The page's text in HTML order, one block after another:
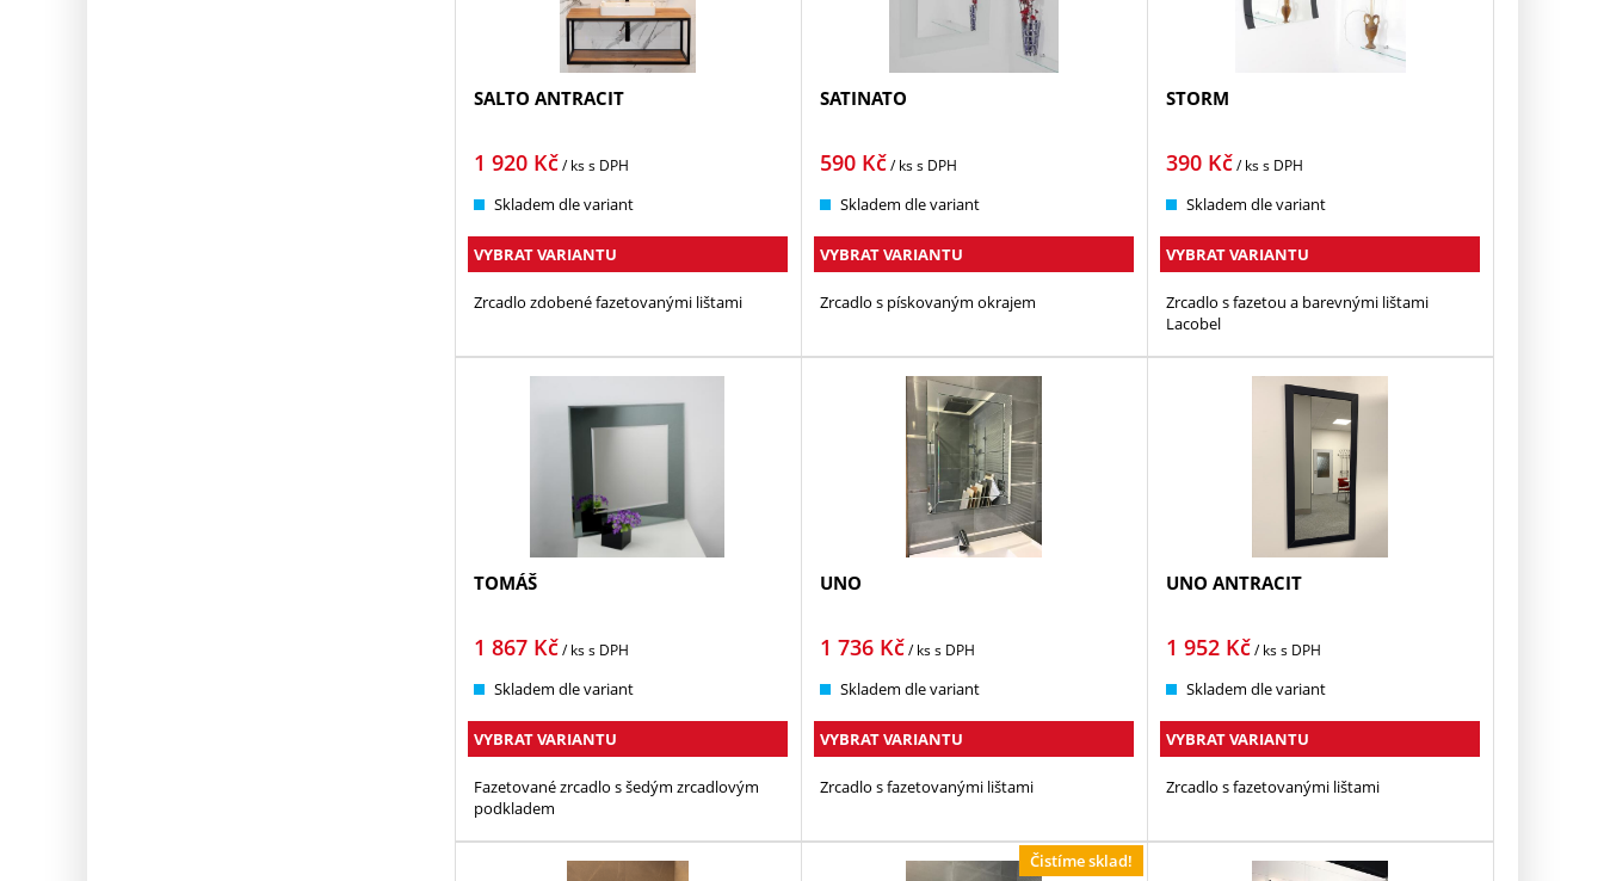
SALTO ANTRACIT
1 920Kč/ kss DPH
Skladem dle variant
VYBRAT VARIANTU
Zrcadlo zdobené fazetovanými lištami
SATINATO
590Kč/ kss DPH
Skladem dle variant
VYBRAT VARIANTU
Zrcadlo s pískovaným okrajem
STORM
390 Kč/ kss DPH
Skladem dle variant
VYBRAT VARIANTU
Zrcadlo s fazetou a barevnými lištami
Lacobel
TOMÁŠ
1 867Kč/ kss DPH
Skladem dle variant
VYBRAT VARIANTU
Fazetované zrcadlo s šedým zrcadlovým
podkladem
UNO
1 736Kč/ kss DPH
Skladem dle variant
VYBRAT VARIANTU
Zrcadlo s fazetovanými lištami
UNO ANTRACIT
1 952 Kč/ kss DPH
Skladem dle variant
VYBRAT VARIANTU
Zrcadlo s fazetovanými lištami
Čistíme sklad!